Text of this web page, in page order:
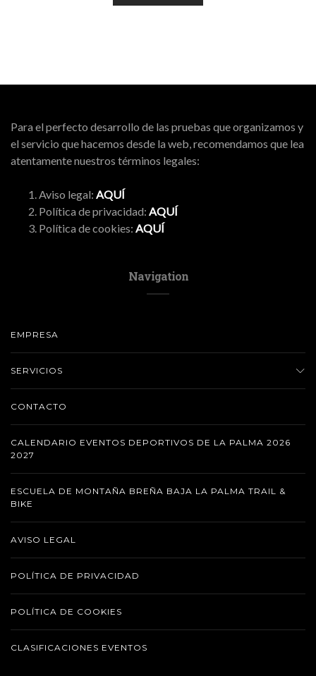
Para el perfecto desarrollo de las pruebas que organizamos y
el servicio que hacemos desde la web, recomendamos que lea
atentamente nuestros términos legales:
Aviso legal: AQUÍ
Política de privacidad: AQUÍ
Política de cookies: AQUÍ
Navigation
EMPRESA
SERVICIOS
CONTACTO
CALENDARIO EVENTOS DEPORTIVOS DE LA PALMA 2026
2027
ESCUELA DE MONTAÑA BREÑA BAJA LA PALMA TRAIL &
BIKE
AVISO LEGAL
POLÍTICA DE PRIVACIDAD
POLÍTICA DE COOKIES
CLASIFICACIONES EVENTOS